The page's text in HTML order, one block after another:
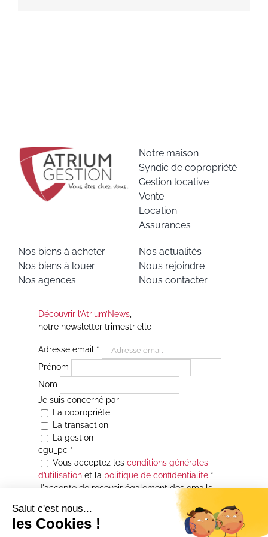
Notre maison
Syndic de copropriété
Gestion locative
Vente
Location
Assurances
Nos biens à acheter
Nos biens à louer
Nos agences
Nos actualités
Nous rejoindre
Nous contacter
Découvrir l’Atrium’News,
notre newsletter trimestrielle
Adresse email *
Prénom
Nom
Je suis concerné par
La copropriété
La transaction
La gestion
cgu_pc *
Vous acceptez les conditions générales
d’utilisationet la politique de confidentialité*
J'accepte de recevoir également des emails
Je souhaite être informé(e) de toutes les
actualités immobilières des agences de la
Maison Atrium Gestion. À tout moment, vous